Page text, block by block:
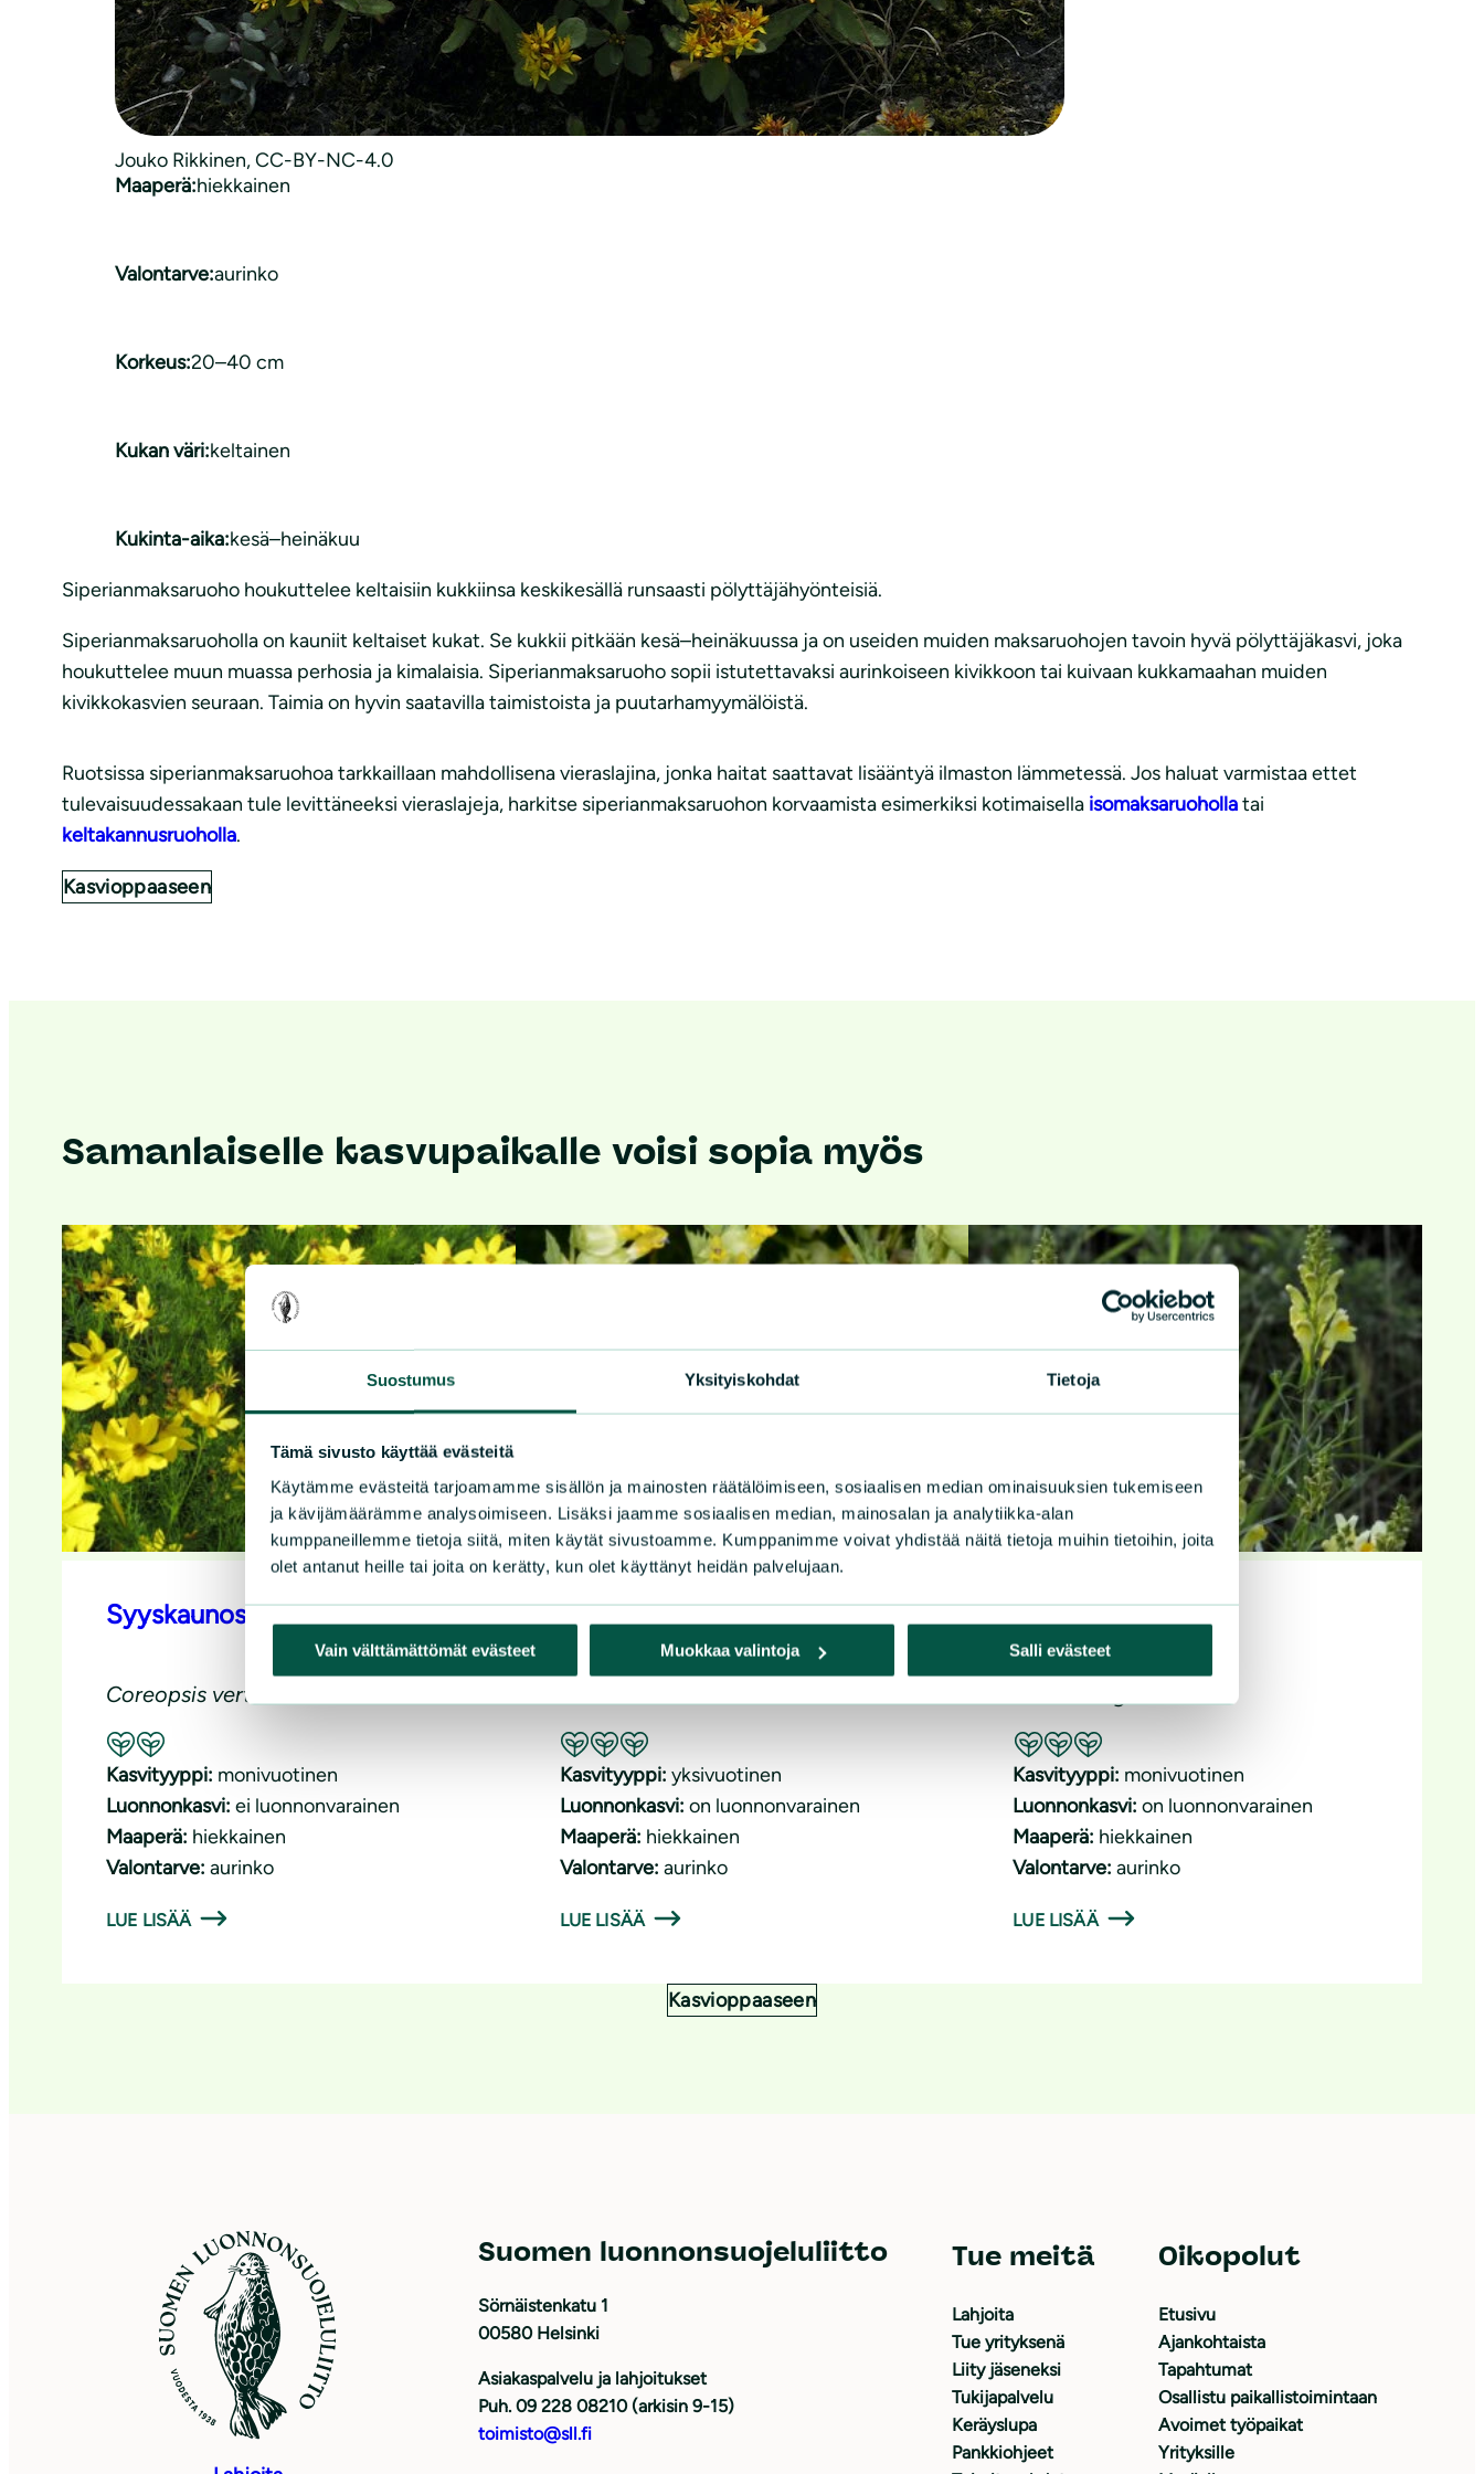
Suostumus Yksityiskohdat Tietoja
Tämä sivusto käyttää evästeitä
Käytämme evästeitä tarjoamamme sisällön ja mainosten räätälöimiseen, sosiaalisen median ominaisuuksien tukemiseen
ja kävijämäärämme analysoimiseen. Lisäksi jaamme sosiaalisen median, mainosalan ja analytiikka-alan
kumppaneillemme tietoja siitä, miten käytät sivustoamme. Kumppanimme voivat yhdistää näitä tietoja muihin tietoihin, joita
olet antanut heille tai joita on kerätty, kun olet käyttänyt heidän palvelujaan.
Vain välttämättömät evästeet Muokkaa valintoja Salli evästeet
Jouko Rikkinen, CC-BY-NC-4.0
Kasvityyppi:monivuotinen
Luonnonkasvi:ei luonnonvarainen
Maaperä:hiekkainen
Valontarve:aurinko
Korkeus:20–40 cm
Kukan väri:keltainen
Kukinta-aika:kesä–heinäkuu
Siperianmaksaruoho houkuttelee keltaisiin kukkiinsa keskikesällä runsaasti pölyttäjähyönteisiä.
Siperianmaksaruoholla on kauniit keltaiset kukat. Se kukkii pitkään kesä–heinäkuussa ja on useiden muiden maksaruohojen tavoin hyvä pölyttäjäkasvi, joka
houkuttelee muun muassa perhosia ja kimalaisia. Siperianmaksaruoho sopii istutettavaksi aurinkoiseen kivikkoon tai kuivaan kukkamaahan muiden
kivikkokasvien seuraan. Taimia on hyvin saatavilla taimistoista ja puutarhamyymälöistä.
Ruotsissa siperianmaksaruohoa tarkkaillaan mahdollisena vieraslajina, jonka haitat saattavat lisääntyä ilmaston lämmetessä. Jos haluat varmistaa ettet
tulevaisuudessakaan tule levittäneeksi vieraslajeja, harkitse siperianmaksaruohon korvaamista esimerkiksi kotimaisella isomaksaruohollatai
keltakannusruoholla.
Kasvioppaaseen
Samanlaiselle kasvupaikalle voisi sopia myös
Syyskaunosilmä
Coreopsis verticillata
Suositeltavuus: Hyvä pölyttäjäkasvi
Kasvityyppi: monivuotinen
Luonnonkasvi: ei luonnonvarainen
Maaperä: hiekkainen
Valontarve: aurinko
LUE LISÄÄ
Laukut
Suositeltavuus: Erinomainen pölyttäjäkasvi
Kasvityyppi: yksivuotinen
Luonnonkasvi: on luonnonvarainen
Maaperä: hiekkainen
Valontarve: aurinko
LUE LISÄÄ
Keltakannusruoho
Suositeltavuus: Erinomainen pölyttäjäkasvi
Kasvityyppi: monivuotinen
Luonnonkasvi: on luonnonvarainen
Maaperä: hiekkainen
Valontarve: aurinko
LUE LISÄÄ
Kasvioppaaseen
Suomen luonnonsuojeluliitto
Sörnäistenkatu 1
00580 Helsinki
Asiakaspalvelu ja lahjoitukset
Puh. 09 228 08210 (arkisin 9-15)
toimisto@sll.fi
Tue meitä
Lahjoita
Tue yrityksenä
Liity jäseneksi
Tukijapalvelu
Keräyslupa
Pankkiohjeet
Oikopolut
Etusivu
Ajankohtaista
Tapahtumat
Osallistu paikallistoimintaan
Avoimet työpaikat
Yrityksille